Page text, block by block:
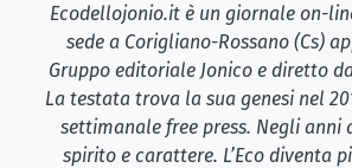
Ecodellojonio.it è un giornale on-
sede a Corigliano-Rossano (Cs)
Gruppo editoriale Jonico e diretto
La testata trova la sua genesi nel
settimanale free press. Negli anni
spirito e carattere. L’Eco diventa